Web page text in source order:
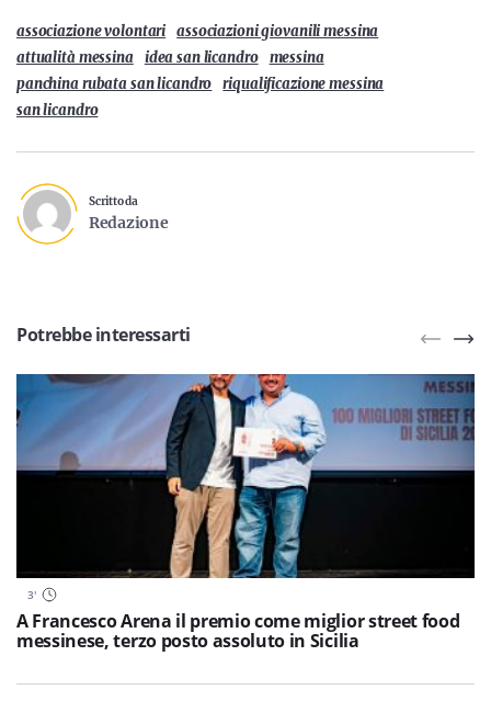
associazione volontari associazioni giovanili messina
attualità messina
idea san licandro
messina
panchina rubata san licandro
riqualificazione messina
san licandro
Scritto da
Redazione
Potrebbe interessarti
3'
A Francesco Arena il premio come miglior street food
messinese, terzo posto assoluto in Sicilia